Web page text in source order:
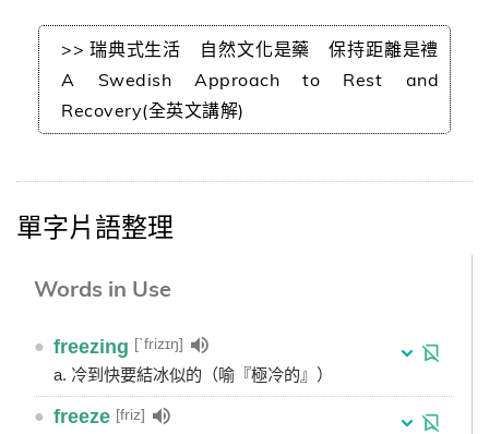
>> 瑞典式生活 自然文化是藥 保持距離是禮
A Swedish Approach to Rest and
Recovery(全英文講解)
單字片語整理
Words in Use
● freezing [ˋfrizɪŋ]
a. 冷到快要結冰似的（喻『極冷的』）
● freeze [friz]